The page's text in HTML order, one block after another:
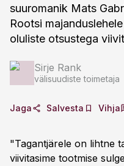
suuromanik Mats
Rootsi
oluliste otsustega
Sirje Rank
välisuudiste toimetaja
Jaga Salvesta Vihja
"Tagantjärele on lihtne
viivitasime tootmise